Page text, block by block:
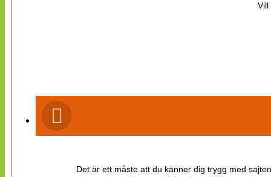
Vill
Det är ett måste att du känner dig trygg med